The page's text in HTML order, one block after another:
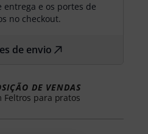
entrega e os portes de
no checkout.
de envio
DE VENDAS
Feltros para pratos